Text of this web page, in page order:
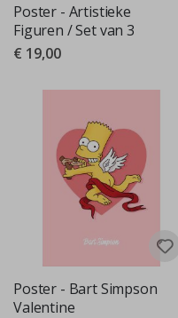
Poster - Artistieke
Figuren / Set van 3
€ 19,00
Poster - Bart Simpson
Valentine